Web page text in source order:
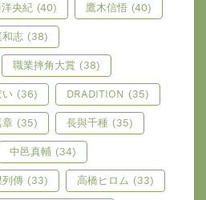
央紀 (40) 鷹木信悟 (40)
和志 (38)
職業摔角大賞 (38)
い (36) DRADITION (35)
(35) 長與千種 (35)
中邑真輔 (34)
列傳 (33) 高橋ヒロム (33)